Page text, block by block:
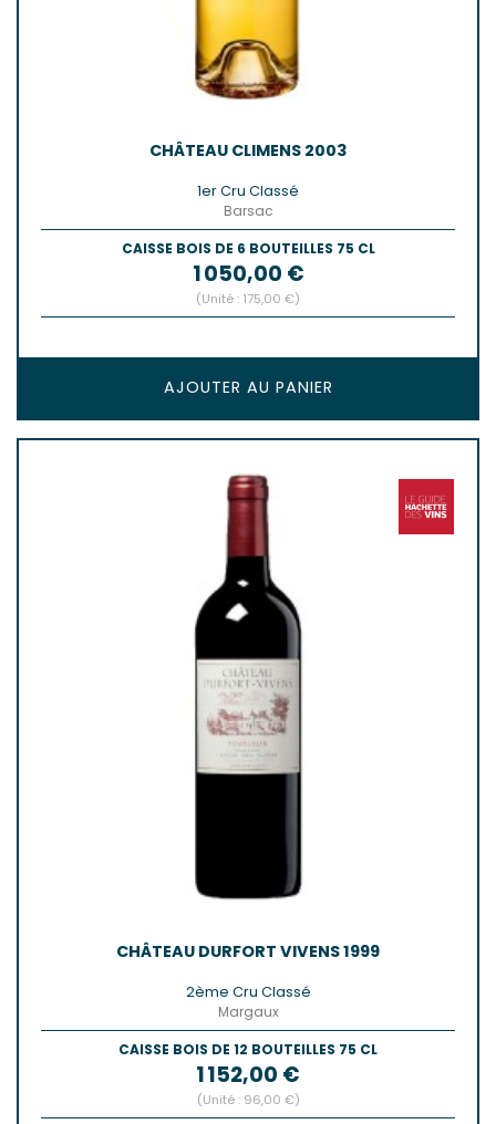
CHÂTEAU CLIMENS 2003
1er Cru Classé
Barsac
CAISSE BOIS DE 6 BOUTEILLES 75 CL
Prix
1 050,00 €
(Unité : 175,00 €)
AJOUTER AU PANIER
CHÂTEAU DURFORT VIVENS 1999
2ème Cru Classé
Margaux
CAISSE BOIS DE 12 BOUTEILLES 75 CL
Prix
1 152,00 €
(Unité : 96,00 €)